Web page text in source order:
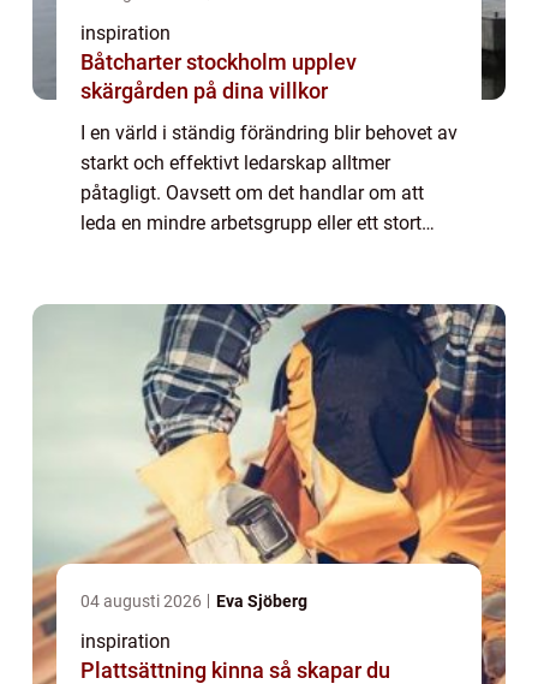
inspiration
Båtcharter stockholm upplev
skärgården på dina villkor
I en värld i ständig förändring blir behovet av
starkt och effektivt ledarskap alltmer
påtagligt. Oavsett om det handlar om att
leda en mindre arbetsgrupp eller ett stort
04 augusti 2026 Eva Sjöberg
inspiration
Plattsättning kinna så skapar du